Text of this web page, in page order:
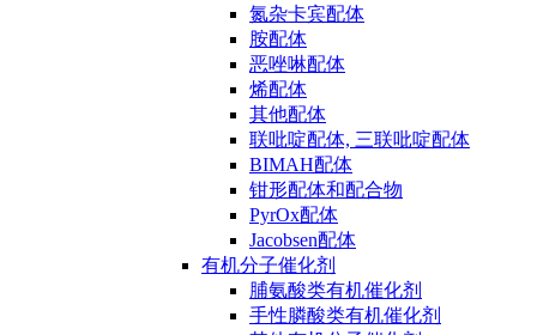
氮杂卡宾配体
胺配体
恶唑啉配体
烯配体
其他配体
联吡啶配体, 三联吡啶配体
BIMAH配体
钳形配体和配合物
PyrOx配体
Jacobsen配体
有机分子催化剂
脯氨酸类有机催化剂
手性膦酸类有机催化剂